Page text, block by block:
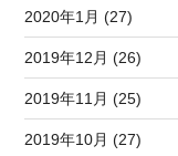
2020年1月 (27)
2019年12月 (26)
2019年11月 (25)
2019年10月 (27)